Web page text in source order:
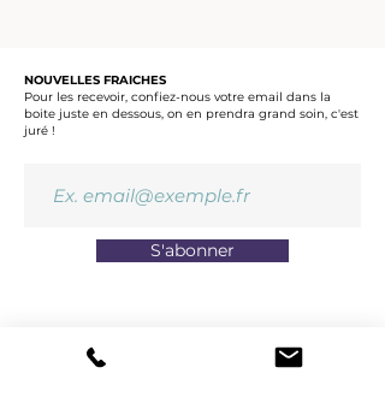
NOUVELLES FRAICHES
Pour les recevoir, confiez-nous votre email dans la
boite juste en dessous, on en prendra grand soin, c'est
juré !
S'abonner
NOUS SUIVRE